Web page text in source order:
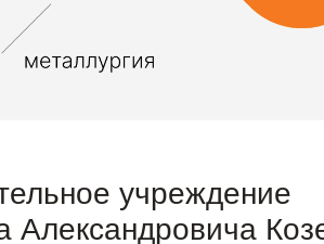
учреждение